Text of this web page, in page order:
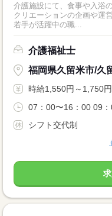
介護施設にて、食事や入浴
クリエーションの企画や運営などを
若手が活躍中の職...
介護福祉士
福岡県久留米市/久
時給1,550円～1,750円
07：00〜16：00 09
シフト交代制